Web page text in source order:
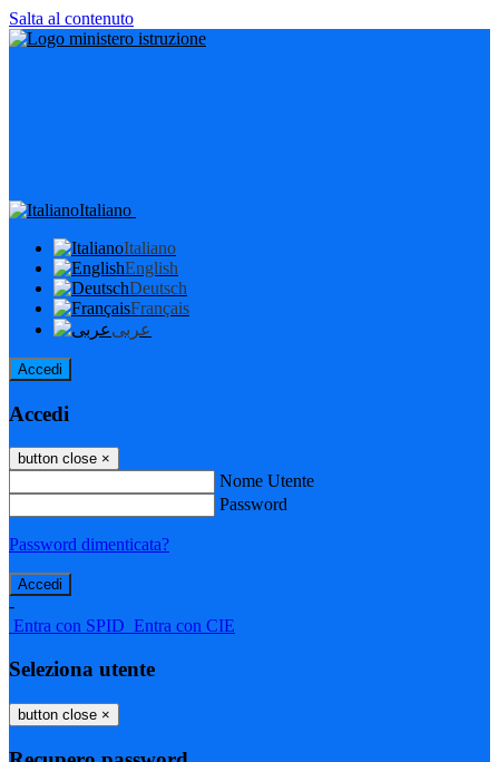
Salta al contenuto
Italiano
Italiano
English
Deutsch
Français
عربى
Accedi
Accedi
button close ×
Nome Utente
Password
Password dimenticata?
-
Entra con SPID Entra con CIE
Seleziona utente
button close ×